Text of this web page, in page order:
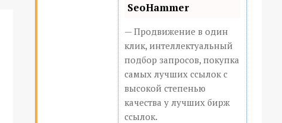
SeoHammer
— Продвижение в один
клик, интеллектуальный
подбор запросов, покупка
самых лучших ссылок с
высокой степенью
качества у лучших бирж
ссылок.